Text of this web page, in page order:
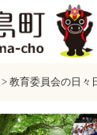
> 教育委員会の日